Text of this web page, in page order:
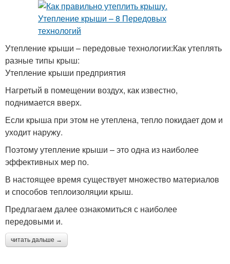
Утепление крыши – передовые технологии:Как утеплять
разные типы крыш:
Утепление крыши предприятия
Нагретый в помещении воздух, как известно,
поднимается вверх.
Если крыша при этом не утеплена, тепло покидает дом и
уходит наружу.
Поэтому утепление крыши – это одна из наиболее
эффективных мер по.
В настоящее время существует множество материалов
и способов теплоизоляции крыш.
Предлагаем далее ознакомиться с наиболее
передовыми и.
читать дальше →